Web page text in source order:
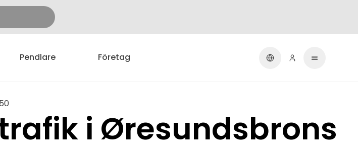
Pendlare Företag
i Øresundsbrons